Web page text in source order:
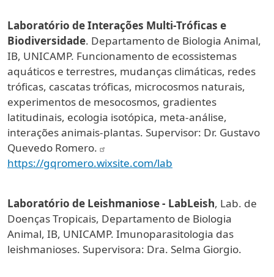
Laboratório de Interações Multi-Tróficas e
Biodiversidade. Departamento de Biologia Animal,
IB, UNICAMP. Funcionamento de ecossistemas
aquáticos e terrestres, mudanças climáticas, redes
tróficas, cascatas tróficas, microcosmos naturais,
experimentos de mesocosmos, gradientes
latitudinais, ecologia isotópica, meta-análise,
interações animais-plantas. Supervisor: Dr. Gustavo
Quevedo Romero.
https://gqromero.wixsite.com/lab
Laboratório de Leishmaniose - LabLeish, Lab. de
Doenças Tropicais, Departamento de Biologia
Animal, IB, UNICAMP. Imunoparasitologia das
leishmanioses. Supervisora: Dra. Selma Giorgio.